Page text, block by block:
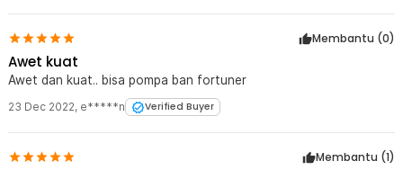
Membantu (0)
Awet kuat
Awet dan kuat.. bisa pompa ban fortuner
23 Dec 2022, e*****n Verified Buyer
Membantu (1)